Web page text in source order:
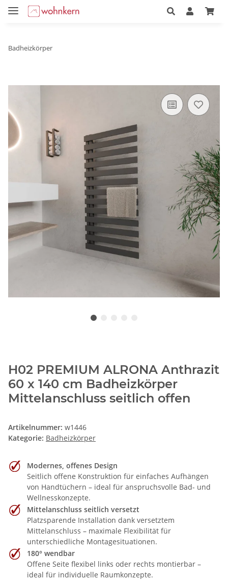
Badheizkörper
H02 PREMIUM ALRONA Anthrazit
60 x 140 cm Badheizkörper
Mittelanschluss seitlich offen
Artikelnummer: w1446
Kategorie: Badheizkörper
Modernes, offenes Design
Seitlich offene Konstruktion für einfaches Aufhängen
von Handtüchern – ideal für anspruchsvolle Bad- und
Wellnesskonzepte.
Mittelanschluss seitlich versetzt
Platzsparende Installation dank versetztem
Mittelanschluss – maximale Flexibilität für
unterschiedliche Montagesituationen.
180° wendbar
Offene Seite flexibel links oder rechts montierbar –
ideal für individuelle Raumkonzepte.